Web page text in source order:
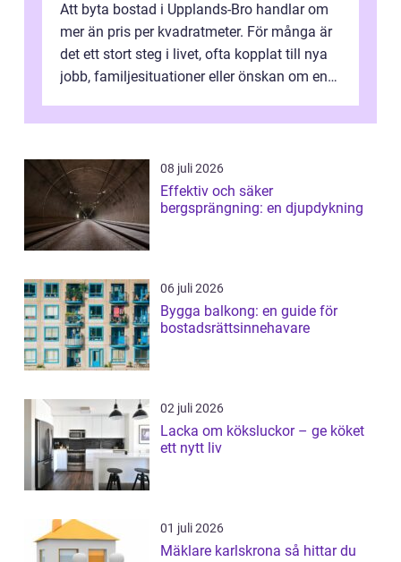
Att byta bostad i Upplands-Bro handlar om
mer än pris per kvadratmeter. För många är
det ett stort steg i livet, ofta kopplat till nya
jobb, familjesituationer eller önskan om en
08 juli 2026
Effektiv och säker
bergsprängning: en djupdykning
06 juli 2026
Bygga balkong: en guide för
bostadsrättsinnehavare
02 juli 2026
Lacka om köksluckor – ge köket
ett nytt liv
01 juli 2026
Mäklare karlskrona så hittar du